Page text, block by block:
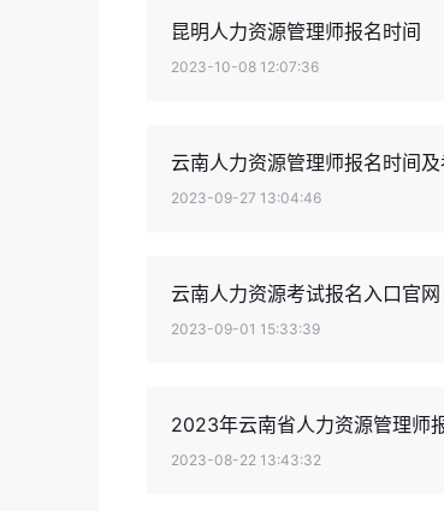
昆明人力资源管理师报名时间
2023-10-08 12:07:36
云南人力资源管理师报名时间
2023-09-27 13:04:46
云南人力资源考试报名入口官网
2023-09-01 15:33:39
2023年云南省人力资源管理师
2023-08-22 13:43:32